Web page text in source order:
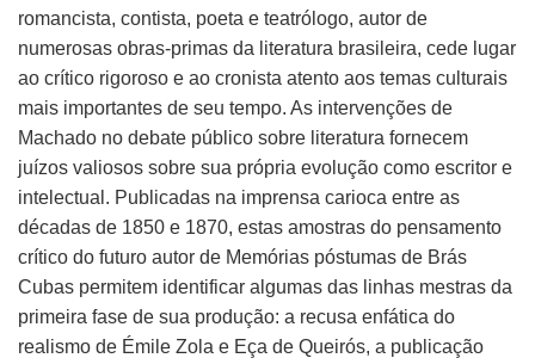
romancista, contista, poeta e teatrólogo, autor de
numerosas obras-primas da literatura brasileira, cede lugar
ao crítico rigoroso e ao cronista atento aos temas culturais
mais importantes de seu tempo. As intervenções de
Machado no debate público sobre literatura fornecem
juízos valiosos sobre sua própria evolução como escritor e
intelectual. Publicadas na imprensa carioca entre as
décadas de 1850 e 1870, estas amostras do pensamento
crítico do futuro autor de Memórias póstumas de Brás
Cubas permitem identificar algumas das linhas mestras da
primeira fase de sua produção: a recusa enfática do
realismo de Émile Zola e Eça de Queirós, a publicação